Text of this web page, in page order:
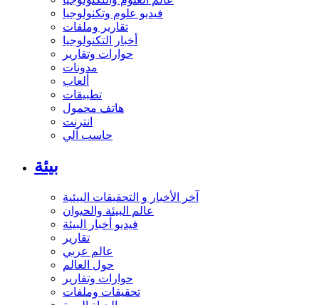
فيديو علوم وتكنولوجيا
تقارير وملفات
أخبار التكنولوجيا
حوارات وتقارير
مدونات
ألعاب
تطبيقات
هاتف محمول
انترنت
حاسب آلي
بيئة
آخر الأخبار و التحقيقات البيئية
عالم البيئة والحيوان
فيديو أخبار البيئة
تقارير
عالم عربي
حول العالم
حوارات وتقارير
تحقيقات وملفات